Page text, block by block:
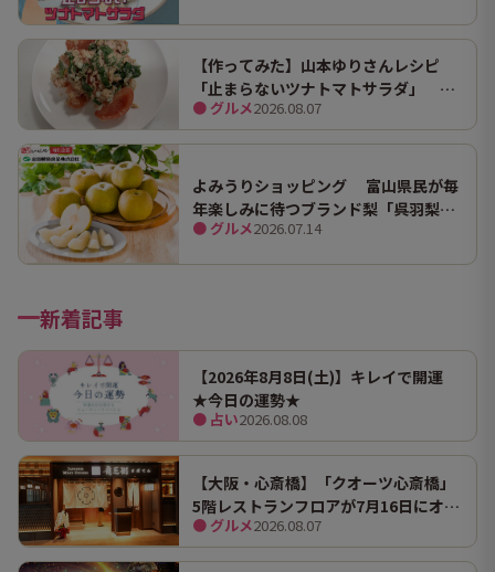
【作ってみた】山本ゆりさんレシピ
「止まらないツナトマトサラダ」 ホ
ンマにうますぎて止まらん
● グルメ2026.08.07
よみうりショッピング 富山県民が毎
年楽しみに待つブランド梨「呉羽梨
（幸水）」限定100箱を特別販売！
● グルメ2026.07.14
新着記事
【2026年8月8日(土)】キレイで開運
★今日の運勢★
● 占い2026.08.08
【大阪・心斎橋】「クオーツ心斎橋」
5階レストランフロアが7月16日にオー
プン！ 全国初・関西初出店を含む多彩
な9店舗
● グルメ2026.08.07